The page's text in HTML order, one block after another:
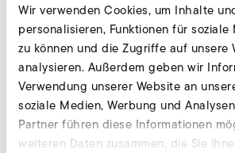
Wir verwenden Cookies, um Inhalte
personalisieren, Funktionen für
zu können und die Zugriffe auf unsere
analysieren. Außerdem geben wir
Verwendung unserer Website an
soziale Medien, Werbung und
Partner führen diese Informationen
weiteren Daten zusammen, die Sie
Zwischenstück anfragen
Wir beraten individuell und nach
Experten stehen Ihnen gerne zur